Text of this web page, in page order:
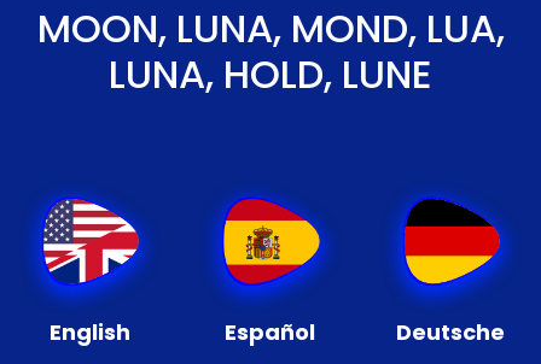
MOON, LUNA, MOND, LUA,
LUNA, HOLD, LUNE
English Español Deutsche